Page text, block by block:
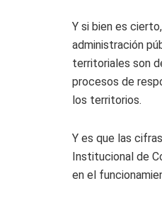
Y si bien es
administración
territoriales son
procesos de
los territorios.
Y es que las
Institucional de
en el